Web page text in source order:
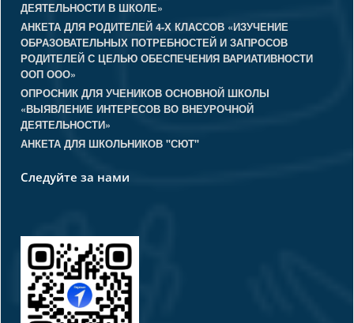
ДЕЯТЕЛЬНОСТИ В ШКОЛЕ»
АНКЕТА ДЛЯ РОДИТЕЛЕЙ 4-Х КЛАССОВ «ИЗУЧЕНИЕ
ОБРАЗОВАТЕЛЬНЫХ ПОТРЕБНОСТЕЙ И ЗАПРОСОВ
РОДИТЕЛЕЙ С ЦЕЛЬЮ ОБЕСПЕЧЕНИЯ ВАРИАТИВНОСТИ
ООП ООО»
ОПРОСНИК ДЛЯ УЧЕНИКОВ ОСНОВНОЙ ШКОЛЫ
«ВЫЯВЛЕНИЕ ИНТЕРЕСОВ ВО ВНЕУРОЧНОЙ
ДЕЯТЕЛЬНОСТИ»
АНКЕТА ДЛЯ ШКОЛЬНИКОВ "СЮТ"
Следуйте за нами